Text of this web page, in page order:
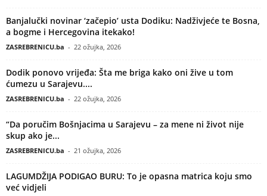
Banjalučki novinar ‘začepio’ usta Dodiku: Nadživjeće te Bosna,
a bogme i Hercegovina itekako!
ZASREBRENICU.ba - 22 ožujka, 2026
Dodik ponovo vrijeđa: Šta me briga kako oni žive u tom
ćumezu u Sarajevu....
ZASREBRENICU.ba - 22 ožujka, 2026
“Da poručim Bošnjacima u Sarajevu – za mene ni život nije
skup ako je...
ZASREBRENICU.ba - 21 ožujka, 2026
LAGUMDŽIJA PODIGAO BURU: To je opasna matrica koju smo
već vidjeli